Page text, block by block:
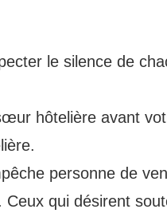
le silence de
hôtelière avant
personne de
qui désirent